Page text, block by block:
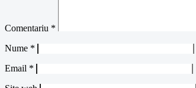
Comentariu *
Nume *
Email *